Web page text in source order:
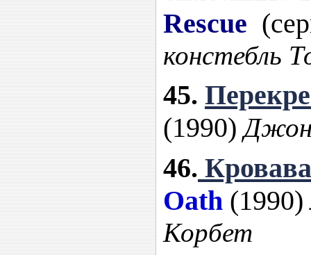
Rescue
констебль
45.
(1990)
46.
Oath (1990)
Корбет